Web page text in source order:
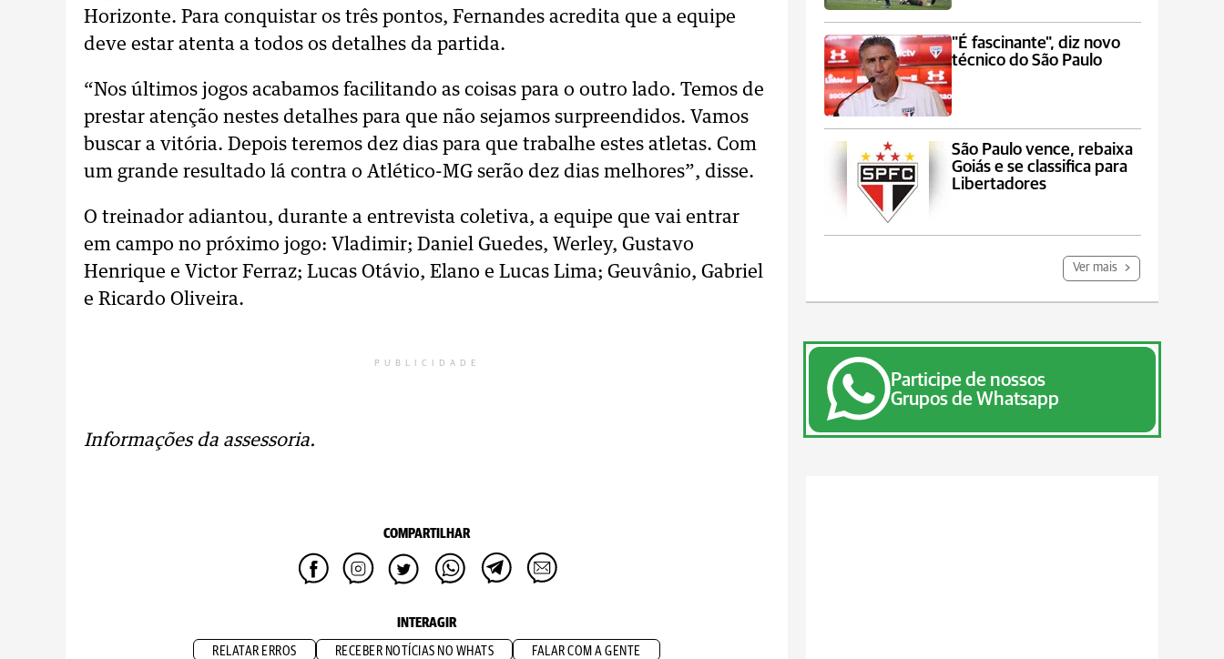
Horizonte. Para conquistar os três pontos, Fernandes acredita que a equipe
deve estar atenta a todos os detalhes da partida.
“Nos últimos jogos acabamos facilitando as coisas para o outro lado. Temos de
prestar atenção nestes detalhes para que não sejamos surpreendidos. Vamos
buscar a vitória. Depois teremos dez dias para que trabalhe estes atletas. Com
um grande resultado lá contra o Atlético-MG serão dez dias melhores”, disse.
O treinador adiantou, durante a entrevista coletiva, a equipe que vai entrar
em campo no próximo jogo: Vladimir; Daniel Guedes, Werley, Gustavo
Henrique e Victor Ferraz; Lucas Otávio, Elano e Lucas Lima; Geuvânio, Gabriel
e Ricardo Oliveira.
PUBLICIDADE
Informações da assessoria.
COMPARTILHAR
INTERAGIR
RELATAR ERROS RECEBER NOTÍCIAS NO WHATS FALAR COM A GENTE
"É fascinante", diz novo
técnico do São Paulo
São Paulo vence, rebaixa
Goiás e se classifica para
Libertadores
Ver mais
Participe de nossos
Grupos de Whatsapp